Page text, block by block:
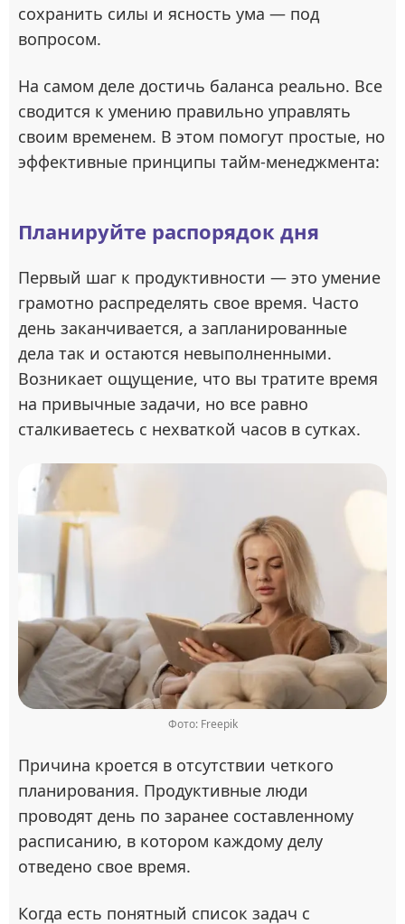
сохранить силы и ясность ума — под
вопросом.
На самом деле достичь баланса реально. Все
сводится к умению правильно управлять
своим временем. В этом помогут простые, но
эффективные принципы тайм-менеджмента:
Планируйте распорядок дня
Первый шаг к продуктивности — это умение
грамотно распределять свое время. Часто
день заканчивается, а запланированные
дела так и остаются невыполненными.
Возникает ощущение, что вы тратите время
на привычные задачи, но все равно
сталкиваетесь с нехваткой часов в сутках.
Фото: Freepik
Причина кроется в отсутствии четкого
планирования. Продуктивные люди
проводят день по заранее составленному
расписанию, в котором каждому делу
отведено свое время.
Когда есть понятный список задач с